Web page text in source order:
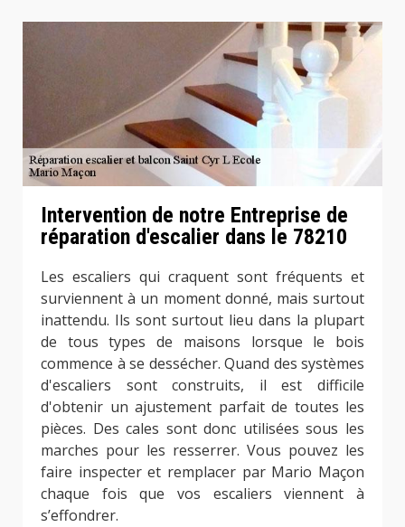
Intervention de notre Entreprise de
réparation d'escalier dans le 78210
Les escaliers qui craquent sont fréquents et
surviennent à un moment donné, mais surtout
inattendu. Ils sont surtout lieu dans la plupart
de tous types de maisons lorsque le bois
commence à se dessécher. Quand des systèmes
d'escaliers sont construits, il est difficile
d'obtenir un ajustement parfait de toutes les
pièces. Des cales sont donc utilisées sous les
marches pour les resserrer. Vous pouvez les
faire inspecter et remplacer par Mario Maçon
chaque fois que vos escaliers viennent à
s’effondrer.